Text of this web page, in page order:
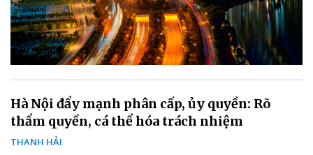
Hà Nội đẩy mạnh phân cấp, ủy quyền: Rõ
thẩm quyền, cá thể hóa trách nhiệm
THANH HẢI